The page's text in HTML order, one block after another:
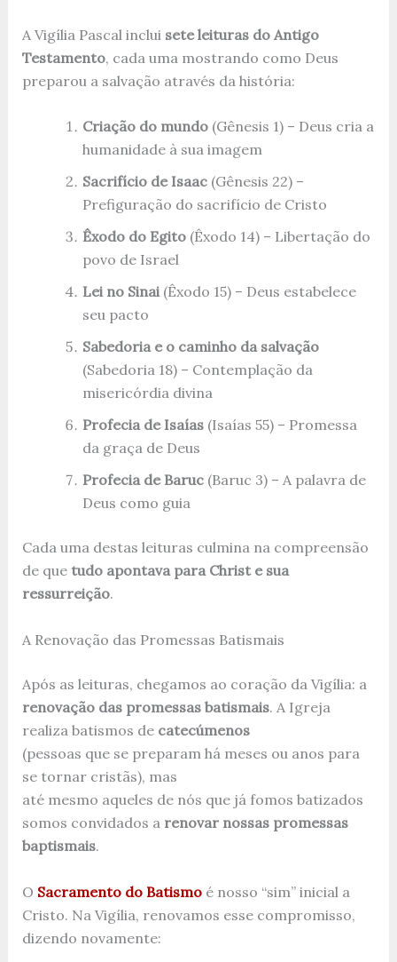
A Vigília Pascal inclui sete leituras do Antigo
Testamento, cada uma mostrando como Deus
preparou a salvação através da história:
Criação do mundo(Gênesis 1) – Deus cria a
humanidade à sua imagem
Sacrifício de Isaac(Gênesis 22) –
Prefiguração do sacrifício de Cristo
Êxodo do Egito(Êxodo 14) – Libertação do
povo de Israel
Lei no Sinai(Êxodo 15) – Deus estabelece
seu pacto
Sabedoria e o caminho da salvação
(Sabedoria 18) – Contemplação da
misericórdia divina
Profecia de Isaías(Isaías 55) – Promessa
da graça de Deus
Profecia de Baruc(Baruc 3) – A palavra de
Deus como guia
Cada uma destas leituras culmina na compreensão
de que tudo apontava para Christ e sua
ressurreição.
A Renovação das Promessas Batismais
Após as leituras, chegamos ao coração da Vigília: a
renovação das promessas batismais. A Igreja
realiza batismos de catecúmenos
(pessoas que se preparam há meses ou anos para
se tornar cristãs), mas
até mesmo aqueles de nós que já fomos batizados
somos convidados a renovar nossas promessas
baptismais.
O Sacramento do Batismoé nosso “sim” inicial a
Cristo. Na Vigília, renovamos esse compromisso,
dizendo novamente: